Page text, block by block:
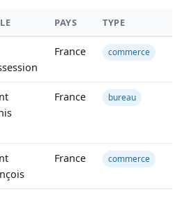
PAYS TYPE
France commerce
France bureau
France commerce